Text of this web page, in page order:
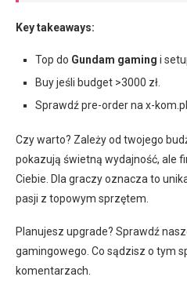
Key takeaways:
Top do Gundam gaming i
Buy jeśli budget >3000 zł.
Sprawdź pre-order na x-kom.pl.
Czy warto? Zależy od twojego
pokazują świetną wydajność, ale
Ciebie. Dla graczy oznacza to
pasji z topowym sprzętem.
Planujesz upgrade? Sprawdź
gamingowego. Co sądzisz o tym
komentarzach.